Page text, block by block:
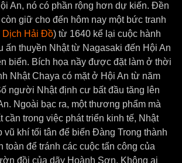
An, nó có phần rộng hơn dự kiến. Đền
giữ cho đến hôm nay một bức tranh
Dịch Hải Đồ) từ 1640 kể lại cuộc hành
ấn thuyền Nhật từ Nagasaki đến Hội An
biển. Bích họa nầy được đặt làm ở thời
Nhật Chaya có mặt ở Hội An từ năm
người Nhật định cư bất đầu tăng lên
Ngoài bạc ra, một thương phẩm mà
cần trong việc phát triển kinh tế, Nhật
vũ khí tối tân để biến Đàng Trong thành
để tránh các cuộc tấn công của
đồi của dãy Hoành Sơn. Không ai